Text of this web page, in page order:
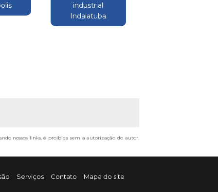
industrial
Indaiatuba
nossos links, é proibida sem a autorização do autor.
Serviços Contato Mapa do site